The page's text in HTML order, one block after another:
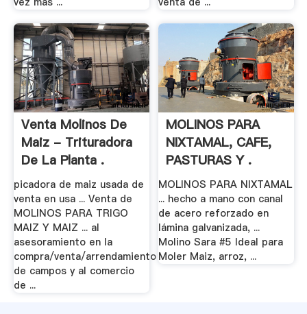
Venta Molinos De
Maiz - Trituradora
De La Planta .
picadora de maiz usada de
venta en usa ... Venta de
MOLINOS PARA TRIGO
MAIZ Y MAIZ ... al
asesoramiento en la
compra/venta/arrendamiento
de campos y al comercio
de ...
MOLINOS PARA
NIXTAMAL, CAFE,
PASTURAS Y .
MOLINOS PARA NIXTAMAL
... hecho a mano con canal
de acero reforzado en
lámina galvanizada, ...
Molino Sara #5 Ideal para
Moler Maiz, arroz, ...